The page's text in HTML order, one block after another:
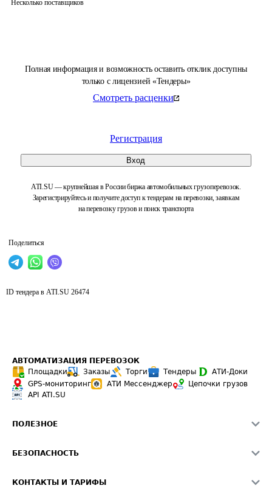
Полная информация и возможность оставить отклик доступны
только с лицензией «Тендеры»
Смотреть расценки
Регистрация
Вход
ATI.SU — крупнейшая в России биржа автомобильных грузоперевозок.
Зарегистрируйтесь и получите доступ к тендерам на перевозки, заявкам
на перевозку грузов и поиск транспорта
Поделиться
Несколько поставщиков
ID тендера в ATI.SU 26474
АВТОМАТИЗАЦИЯ ПЕРЕВОЗОК
Площадки
Заказы Торги Тендеры
АТИ-Доки
GPS-мониторинг
АТИ Мессенджер
Цепочки грузов
API ATI.SU
ПОЛЕЗНОЕ
Звезды ATI.SU на вашем сайте
БЕЗОПАСНОСТЬ
КОНТАКТЫ И ТАРИФЫ